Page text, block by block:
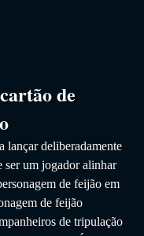
de
lançar deliberadamente
ser um jogador alinhar
de feijão em
de feijão
de tripulação